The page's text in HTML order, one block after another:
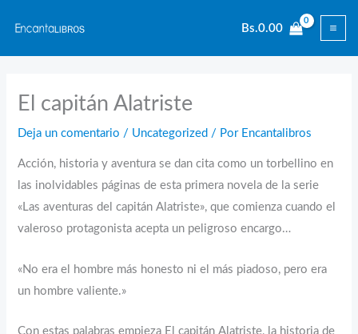
contenido
Bs.0.00
El capitán Alatriste
Deja un comentario / Uncategorized / Por Encantalibros
Acción, historia y aventura se dan cita como un torbellino en
las inolvidables páginas de esta primera novela de la serie
«Las aventuras del capitán Alatriste», que comienza cuando el
valeroso protagonista acepta un peligroso encargo…
«No era el hombre más honesto ni el más piadoso, pero era
un hombre valiente.»
Con estas palabras empieza El capitán Alatriste, la historia de